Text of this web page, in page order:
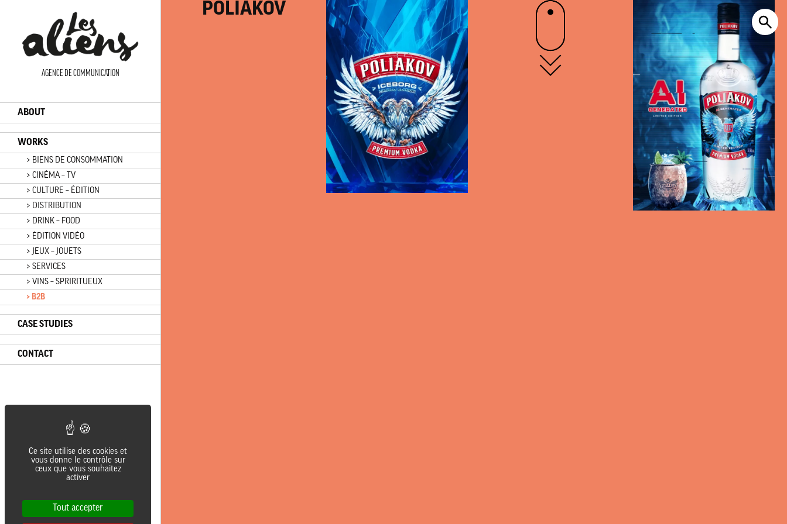
AGENCE DE COMMUNICATION
ABOUT
WORKS
> BIENS DE CONSOMMATION
> CINÉMA – TV
> CULTURE – ÉDITION
> DISTRIBUTION
> DRINK – FOOD
> ÉDITION VIDÉO
> JEUX – JOUETS
> SERVICES
> VINS – SPRIRITUEUX
> B2B
CASE STUDIES
CONTACT
POLIAKOV
CEPP LA
MARTINIQUAISE
CEPP LA
MARTINIQUAISE
Ce site utilise des cookies et
vous donne le contrôle sur
ceux que vous souhaitez
activer
Tout accepter